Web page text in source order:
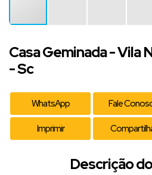
Casa Geminada - Vila
- Sc
WhatsApp Fale
Imprimir
Descrição